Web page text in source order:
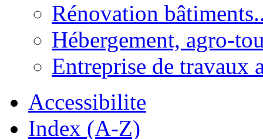
Rénovation
Hébergement, agro-
Entreprise de travaux
Accessibilite
Index (A-Z)